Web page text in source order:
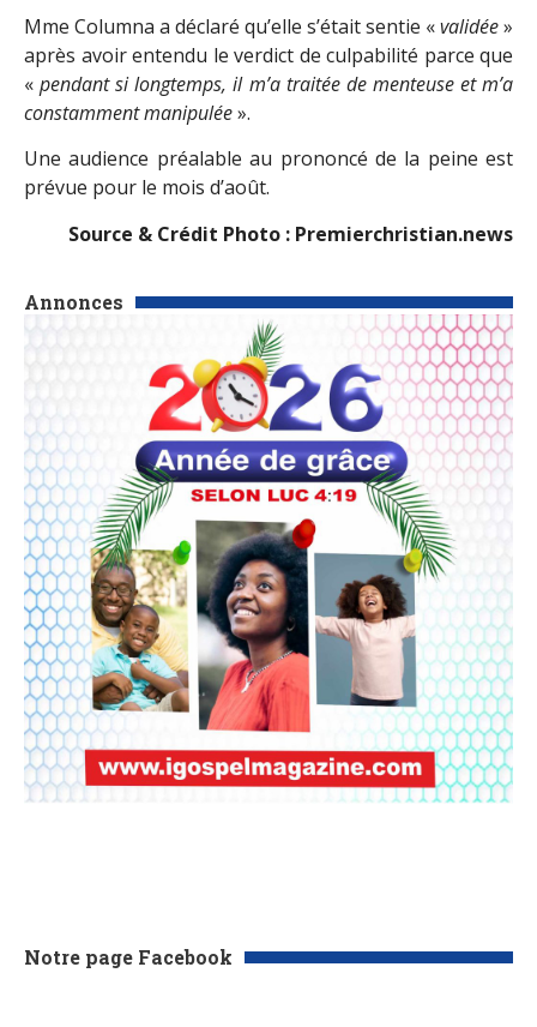
Annonces
Notre page Facebook
Mme Columna a déclaré qu’elle s’était sentie «validée»
après avoir entendu le verdict de culpabilité parce que
«pendant si longtemps, il m’a traitée de menteuse et m’a
constamment manipulée».
Une audience préalable au prononcé de la peine est
prévue pour le mois d’août.
Source & Crédit Photo : Premierchristian.news